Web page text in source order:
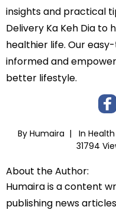
insights and practical
Delivery Ka Keh Dia to
healthier life. Our
informed and
better lifestyle.
By Humaira | In
31794
About the Author:
Humaira is a content
publishing news